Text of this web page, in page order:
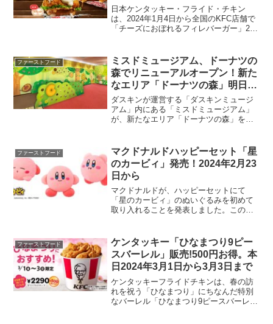
ら発売
日本ケンタッキー・フライド・チキン
は、2024年1月4日から全国のKFC店舗で
「チーズにおぼれるフィレバーガー」2種
細です：チーズにおぼれるフィレバーガ
ーチーズにおぼれ...
ファーストフード
ミスドミュージアム、ドーナツの
森でリニューアルオープン！新た
なエリア「ドーナツの森」明日
2024年3月16日10時から
ダスキンが運営する「ダスキンミュージ
アム」内にある「ミスドミュージアム」
が、新たなエリア「ドーナツの森」を導
は、ミスタードーナツの50年を超える歴
史の中から厳選さ...
ファーストフード
マクドナルドハッピーセット「星
のカービィ」発売！2024年2月23
日から
マクドナルドが、ハッピーセットにて
「星のカービィ」のぬいぐるみを初めて
取り入れることを発表しました。この特
ィファンにとって、この期間は見逃せま
せん。キャンペーン...
ファーストフード
ケンタッキー「ひなまつり9ピー
スバーレル」販売!500円お得。本
日2024年3月1日から3月3日まで
ケンタッキーフライドチキンは、春の訪
れを祝う「ひなまつり」にちなんだ特別
なバーレル「ひなまつり9ピースバーレ